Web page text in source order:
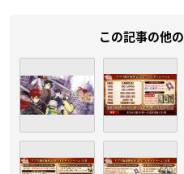
この記事の他